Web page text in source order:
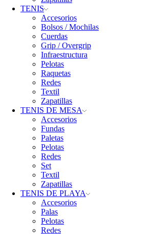
TENIS
Accesorios
Bolsos / Mochilas
Cuerdas
Grip / Overgrip
Infraestructura
Pelotas
Raquetas
Redes
Textil
Zapatillas
TENIS DE MESA
Accesorios
Fundas
Paletas
Pelotas
Redes
Set
Textil
Zapatillas
TENIS DE PLAYA
Accesorios
Palas
Pelotas
Redes